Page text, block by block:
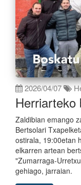
2026/04/07
Zaldibian emango
Bertsolari
ostirala, 19:00etan
elkarren artean
"Zumarraga-
gehiago, jarraian.